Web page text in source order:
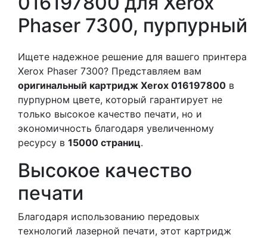
Phaser 7300, пурпурный
Ищете надежное решение для вашего принтера
Xerox Phaser 7300? Представляем вам
оригинальный картридж Xerox 016197800 в
пурпурном цвете, который гарантирует не
только высокое качество печати, но и
экономичность благодаря увеличенному
ресурсу в 15000 страниц.
Высокое качество
печати
Благодаря использованию передовых
технологий лазерной печати, этот картридж